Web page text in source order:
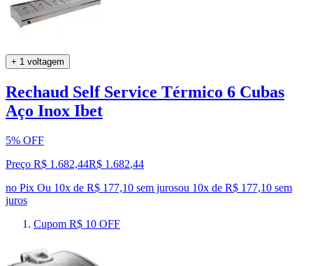
+ 1 voltagem
Rechaud Self Service Térmico 6 Cubas
Aço Inox Ibet
5% OFF
Preço R$ 1.682,44R$ 1.682,44
no Pix Ou 10x de R$ 177,10 sem jurosou 10x de R$ 177,10 sem
juros
Cupom R$ 10 OFF